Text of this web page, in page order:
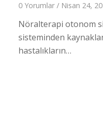
0 Yorumlar / Nisan 24,
Nöralterapi otonom
sisteminden
hastalıkların…